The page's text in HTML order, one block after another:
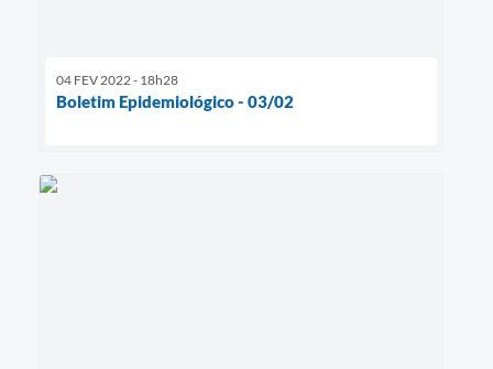
04 FEV 2022 - 18h28
Boletim Epidemiológico - 03/02